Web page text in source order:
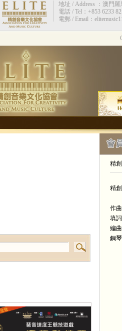
地址 / Address ：澳門
電話 / Tel：+853 6233
電郵 / Email：
精
精
作
填
編
鋼